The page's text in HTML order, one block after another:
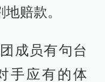
的一处轮回
国战败，割
国战败，割